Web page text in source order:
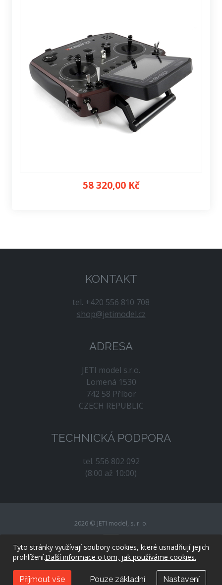
58 320,00 Kč
KONTAKT
tel. +420 556 810 708
shop@jetimodel.cz
ADRESA
JETI model s.r.o.
Lomená 1530
742 58 Příbor
CZECH REPUBLIC
TECHNICKÁ PODPORA
tel. 556 802 092
(8:00 až 10:00)
2026 © JETI model, s. r. o.
evolvedsolutions.cz
Tyto stránky využívají soubory cookies, které usnadňují jejich
prohlížení.Další informace o tom, jak používáme cookies.
Příjmout vše Pouze základní Nastavení